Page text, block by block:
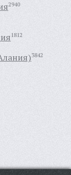
2940
1812
3842